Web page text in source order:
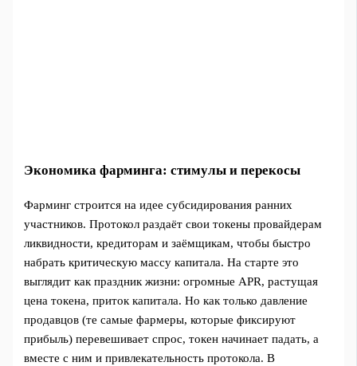
Экономика фарминга: стимулы и перекосы
Фарминг строится на идее субсидирования ранних
участников. Протокол раздаёт свои токены провайдерам
ликвидности, кредиторам и заёмщикам, чтобы быстро
набрать критическую массу капитала. На старте это
выглядит как праздник жизни: огромные APR, растущая
цена токена, приток капитала. Но как только давление
продавцов (те самые фармеры, которые фиксируют
прибыль) перевешивает спрос, токен начинает падать, а
вместе с ним и привлекательность протокола. В